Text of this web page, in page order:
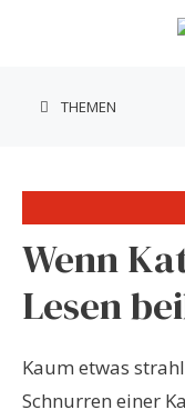
THEMEN
Wenn
Lesen
Kaum etwas
Schnurren einer